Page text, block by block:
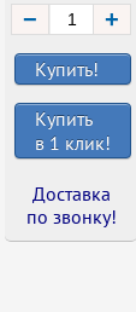
− +
Купить!
Купить
в 1 клик!
Доставка
по звонку !